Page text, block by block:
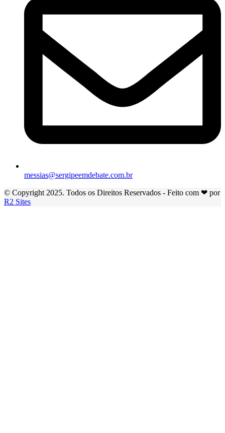
messias@sergipeemdebate.com.br
© Copyright 2025. Todos os Direitos Reservados - Feito com ❤ por
R2 Sites